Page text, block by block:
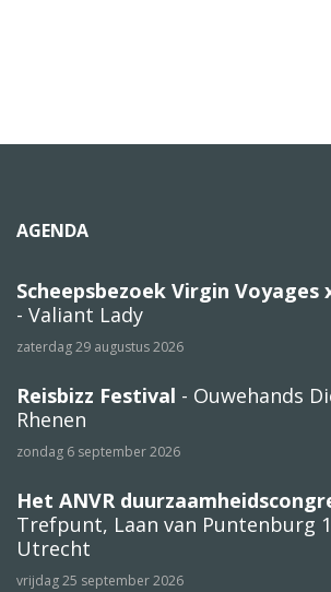
AGENDA
Scheepsbezoek Virgin Voyages
- Valiant Lady
zaterdag 29 augustus 2026
Reisbizz Festival - Ouwehands
Rhenen
zondag 6 september 2026
Het ANVR
Trefpunt, Laan van Puntenburg
Utrecht
vrijdag 25 september 2026